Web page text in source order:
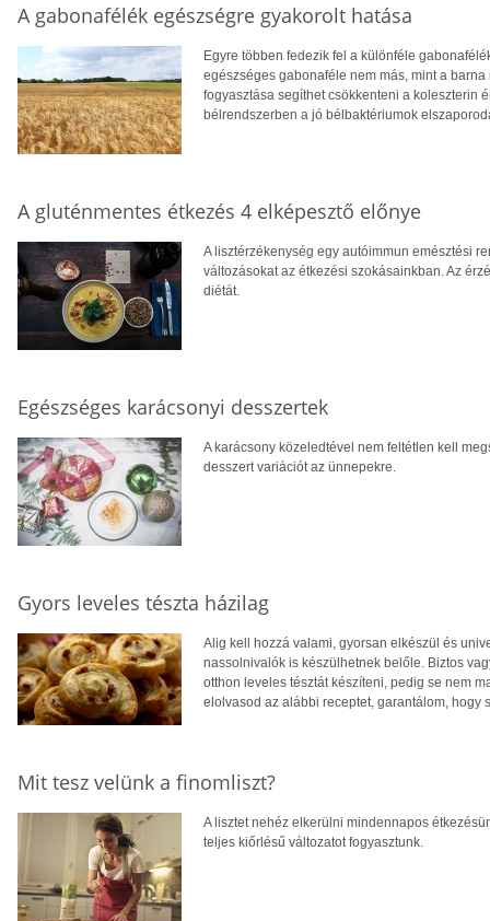
A gabonafélék egészségre gyakorolt hatása
Egyre többen fedezik fel a különféle
egészséges gabonaféle nem más, mint a
fogyasztása segíthet csökkenteni a koleszterin
bélrendszerben a jó bélbaktériumok
A gluténmentes étkezés 4 elképesztő előnye
A lisztérzékenység egy autóimmun emésztési
változásokat az étkezési szokásainkban. Az
diétát.
Egészséges karácsonyi desszertek
A karácsony közeledtével nem feltétlen kell
desszert variációt az ünnepekre.
Gyors leveles tészta házilag
Alig kell hozzá valami, gyorsan elkészül és
nassolnivalók is készülhetnek belőle. Biztos
otthon leveles tésztát készíteni, pedig se nem
elolvasod az alábbi receptet, garantálom, hogy
Mit tesz velünk a finomliszt?
A lisztet nehéz elkerülni mindennapos
teljes kiőrlésű változatot fogyasztunk.